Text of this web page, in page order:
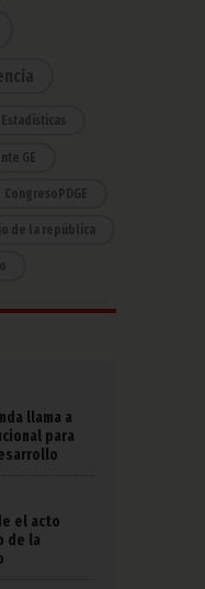
Estadísticas
GE
CongresoPDGE
de la república
llama a
para
el acto
de la